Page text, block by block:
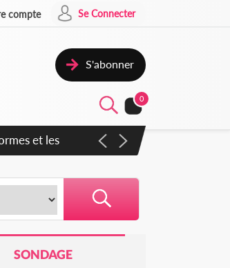
compte Se Connecter
S'abonner
0
et les
SONDAGE